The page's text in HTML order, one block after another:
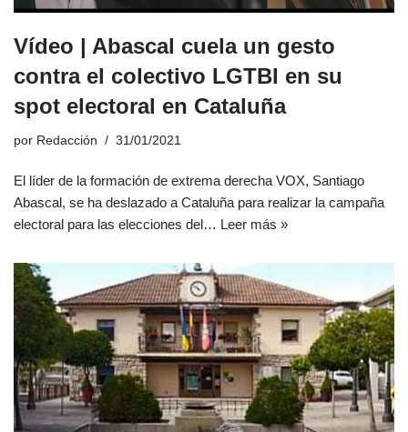
Vídeo | Abascal cuela un gesto
contra el colectivo LGTBI en su
spot electoral en Cataluña
por Redacción 31/01/2021
El líder de la formación de extrema derecha VOX, Santiago
Abascal, se ha deslazado a Cataluña para realizar la campaña
electoral para las elecciones del… Leer más »